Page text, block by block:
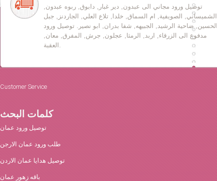
توصيل ورود مجاني الى عبدون, دير غبار, دابوق, ربوه عبدون,
الشميساني, الصويفية, ام السماق, خلدا, تلاع العلي, الجاردنز, جبل
ضاحية الرشيد, الجبيهه, شفا بدران, ابو نصير. توصيل ورود
مدفوع الى الزرقاء, اربد, الرمثا, عجلون, جرش, المفرق, معان,
العقبة.
Customer Service
كلمات البحث
توصيل ورود عمان
طلب ورود عمان الارجن
توصيل هدايا عمان الاردن
باقه زهور عمان